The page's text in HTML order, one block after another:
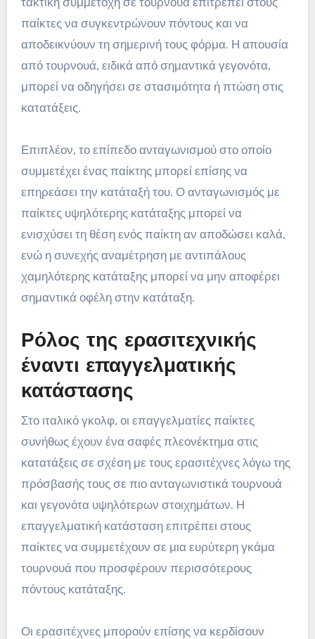
παίκτες να συγκεντρώνουν πόντους και να
αποδεικνύουν τη σημερινή τους φόρμα. Η απουσία
από τουρνουά, ειδικά από σημαντικά γεγονότα,
μπορεί να οδηγήσει σε στασιμότητα ή πτώση στις
κατατάξεις.
Επιπλέον, το επίπεδο ανταγωνισμού στο οποίο
συμμετέχει ένας παίκτης μπορεί επίσης να
επηρεάσει την κατάταξή του. Ο ανταγωνισμός με
παίκτες υψηλότερης κατάταξης μπορεί να
ενισχύσει τη θέση ενός παίκτη αν αποδώσει καλά,
ενώ η συνεχής αναμέτρηση με αντιπάλους
χαμηλότερης κατάταξης μπορεί να μην αποφέρει
σημαντικά οφέλη στην κατάταξη.
Ρόλος της ερασιτεχνικής
έναντι επαγγελματικής
κατάστασης
Στο ιταλικό γκολφ, οι επαγγελματίες παίκτες
συνήθως έχουν ένα σαφές πλεονέκτημα στις
κατατάξεις σε σχέση με τους ερασιτέχνες λόγω της
πρόσβασής τους σε πιο ανταγωνιστικά τουρνουά
και γεγονότα υψηλότερων στοιχημάτων. Η
επαγγελματική κατάσταση επιτρέπει στους
παίκτες να συμμετέχουν σε μια ευρύτερη γκάμα
τουρνουά που προσφέρουν περισσότερους
πόντους κατάταξης.
Οι ερασιτέχνες μπορούν επίσης να κερδίσουν